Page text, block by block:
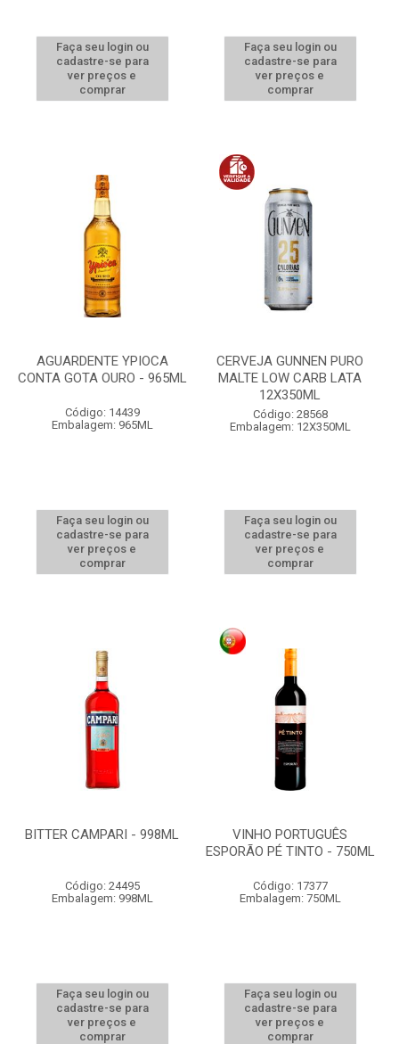
Faça seu login ou
cadastre-se para
ver preços e
comprar
Faça seu login ou
cadastre-se para
ver preços e
comprar
AGUARDENTE YPIOCA
CONTA GOTA OURO - 965ML
Código: 14439
Embalagem: 965ML
Faça seu login ou
cadastre-se para
ver preços e
comprar
CERVEJA GUNNEN PURO
MALTE LOW CARB LATA
12X350ML
Código: 28568
Embalagem: 12X350ML
Faça seu login ou
cadastre-se para
ver preços e
comprar
BITTER CAMPARI - 998ML
Código: 24495
Embalagem: 998ML
Faça seu login ou
cadastre-se para
ver preços e
comprar
VINHO PORTUGUÊS
ESPORÃO PÉ TINTO - 750ML
Código: 17377
Embalagem: 750ML
Faça seu login ou
cadastre-se para
ver preços e
comprar